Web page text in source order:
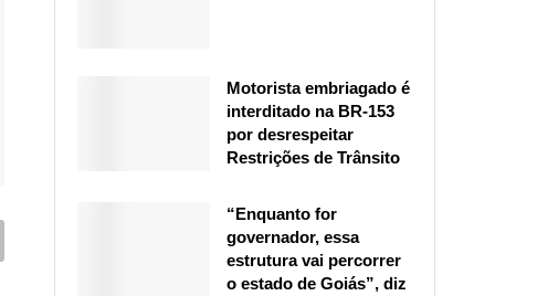
Motorista embriagado é
interditado na BR-153
por desrespeitar
Restrições de Trânsito
“Enquanto for
governador, essa
estrutura vai percorrer
o estado de Goiás”, diz